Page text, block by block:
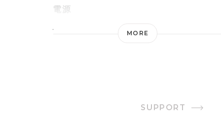
電源
AC100V 50/60Hz
MORE
SUPPORT